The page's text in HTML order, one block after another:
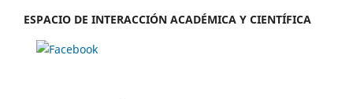
ESPACIO DE INTERACCIÓN ACADÉMICA Y CIENTÍFICA